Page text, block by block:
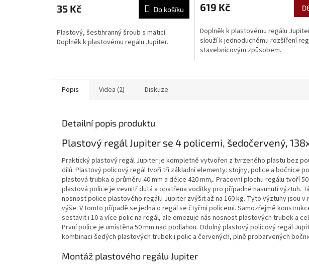
35 Kč Do košíku
Plastový, šestihranný šroub s maticí.
Doplněk k plastovému regálu Jupiter.
619 Kč
Doplněk k plastovému regálu
slouží k jednoduchému rozšíření
stavebnicovým způsobem.
Popis Videa (2) Diskuze
Detailní popis produktu
Plastový regál Jupiter se 4 policemi, šedočervený,
Praktický plastový regál Jupiter je kompletně vytvořen z tvrzeného plastu bez
dílů. Plastový policový regál tvoří tři základní elementy: stojny, police a bočnice
plastová trubka o průměru 40 mm a délce 420 mm,. Pracovní plochu regálu tvoří
plastová police je vevnitř dutá a opatřena vodítky pro případné nasunutí výztuh.
nosnost police plastového regálu Jupiter zvýšit až na 160 kg. Tyto výztuhy jsou v
výše. V tomto případě se jedná o regál se čtyřmi policemi. Samozřejmě
sestavit i 10 a více polic na regál, ale omezuje nás nosnost plastových trubek a
První police je umístěna 50 mm nad podlahou. Odolný plastový policový regál
kombinaci šedých plastových trubek i polic a červených, plně probarvených
Montáž plastového regálu Jupiter